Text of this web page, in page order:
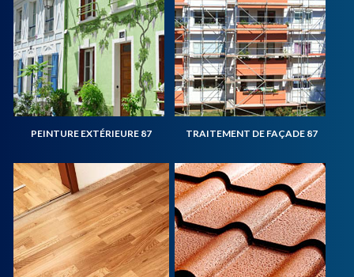
PEINTURE EXTÉRIEURE 87 TRAITEMENT DE FAÇADE 87